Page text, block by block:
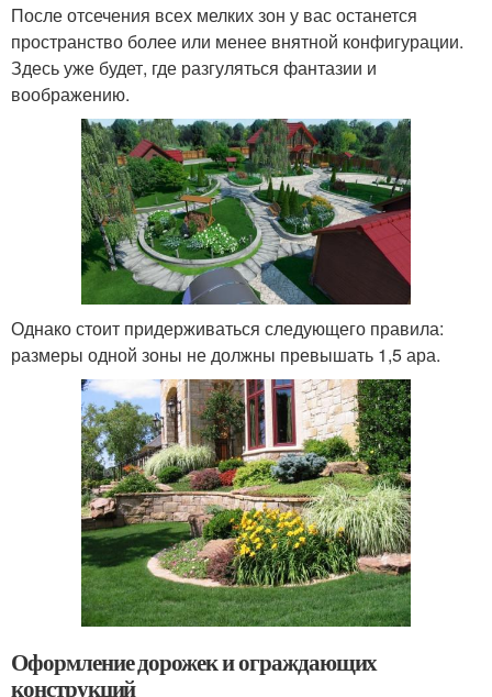
После отсечения всех мелких зон у вас останется
пространство более или менее внятной конфигурации.
Здесь уже будет, где разгуляться фантазии и
воображению.
Однако стоит придерживаться следующего правила:
размеры одной зоны не должны превышать 1,5 ара.
Оформление дорожек и ограждающих
конструкций